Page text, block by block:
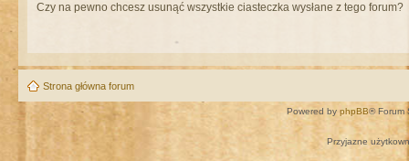
Czy na pewno chcesz usunąć wszystkie ciasteczka wysłane z tego forum?
Strona główna forum
Powered by phpBB® Forum
Przyjazne